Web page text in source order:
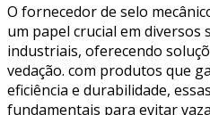
O fornecedor de selo
um papel crucial em diversos
industriais, oferecendo
vedação. com produtos que
eficiência e durabilidade,
fundamentais para evitar